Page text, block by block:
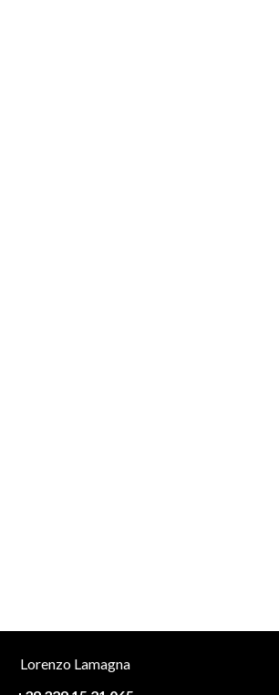
Lorenzo Lamagna